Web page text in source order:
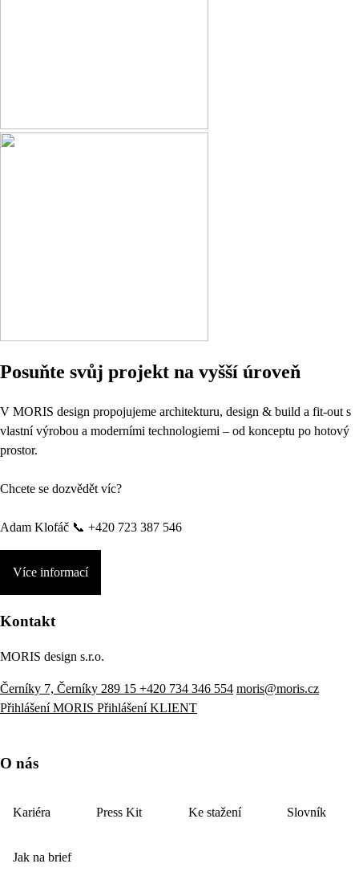
Posuňte svůj projekt na vyšší úroveň
V MORIS design propojujeme architekturu, design & build a fit-out s
vlastní výrobou a moderními technologiemi – od konceptu po hotový
prostor.
Chcete se dozvědět víc?
Adam Klofáč 📞 +420 723 387 546
Více informací
Kontakt
MORIS design s.r.o.
Černíky 7, Černíky 289 15 +420 734 346 554 moris@moris.cz
Přihlášení MORIS Přihlášení KLIENT
O nás
Kariéra Press Kit Ke stažení Slovník
Jak na brief